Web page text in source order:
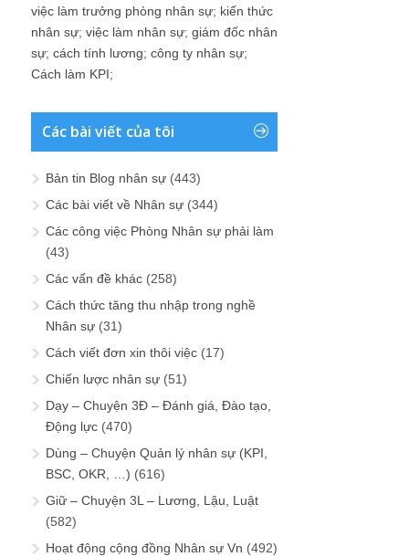
việc làm trưởng phòng nhân sự; kiến thức
nhân sự; việc làm nhân sự; giám đốc nhân
sự; cách tính lương; công ty nhân sự;
Cách làm KPI;
Các bài viết của tôi
Bản tin Blog nhân sự (443)
Các bài viết về Nhân sự (344)
Các công việc Phòng Nhân sự phải làm
(43)
Các vấn đề khác (258)
Cách thức tăng thu nhập trong nghề
Nhân sự (31)
Cách viết đơn xin thôi việc (17)
Chiến lược nhân sự (51)
Dạy – Chuyện 3Đ – Đánh giá, Đào tạo,
Động lực (470)
Dùng – Chuyện Quản lý nhân sự (KPI,
BSC, OKR, …) (616)
Giữ – Chuyện 3L – Lương, Lậu, Luật
(582)
Hoạt động cộng đồng Nhân sự Vn (492)